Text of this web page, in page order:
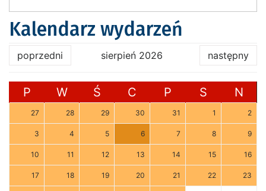
Kalendarz wydarzeń
poprzedni sierpień 2026 następny
P W Ś C P S N
27 28 29 30 31 1 2
3 4 5 6 7 8 9
10 11 12 13 14 15 16
17 18 19 20 21 22 23